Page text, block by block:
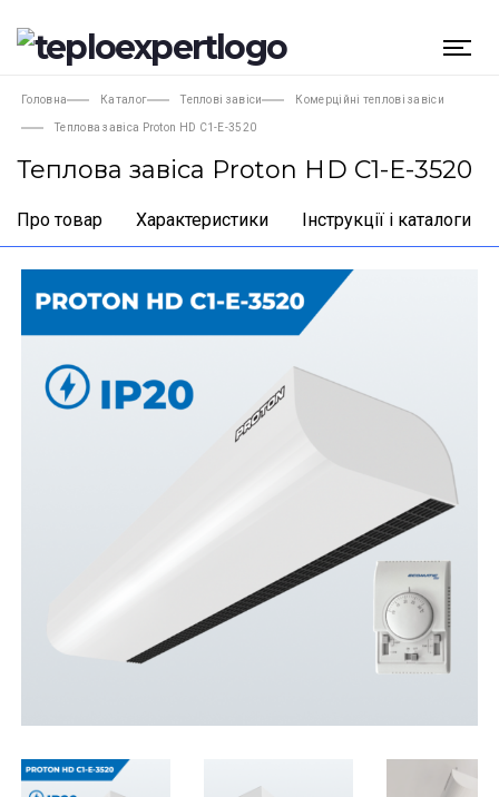
Головна Каталог Теплові завіси Комерційні теплові завіси
Теплова завіса Proton HD C1-Е-3520
Теплова завіса Proton HD C1-Е-3520
Про товар Характеристики Інструкції і каталоги